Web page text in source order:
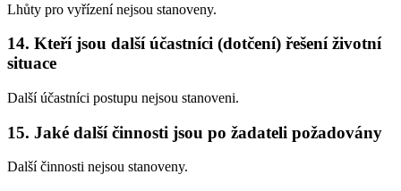
Lhůty pro vyřízení nejsou stanoveny.
14. Kteří jsou další účastníci (dotčení) řešení životní
situace
Další účastníci postupu nejsou stanoveni.
15. Jaké další činnosti jsou po žadateli požadovány
Další činnosti nejsou stanoveny.